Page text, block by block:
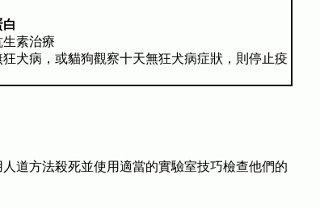
素治療
犬病，或貓狗觀察十天無狂犬病症狀，則停止疫
道方法殺死並使用適當的實驗室技巧檢查他們的